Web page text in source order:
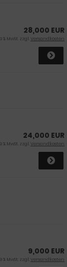
28,000 EUR
% MwSt. zzgl.Versandkosten
24,000 EUR
% MwSt. zzgl.Versandkosten
9,000 EUR
% MwSt. zzgl.Versandkosten